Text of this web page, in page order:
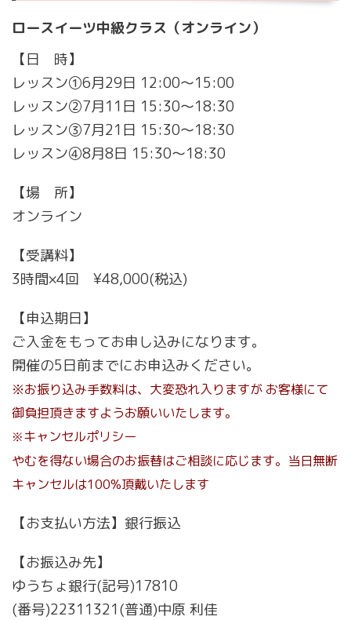
ロースイーツ中級クラス（オンライン）
【日 時】
レッスン①6月29日 12:00〜15:00
レッスン②7月11日 15:30〜18:30
レッスン③7月21日 15:30〜18:30
レッスン④8月8日 15:30〜18:30
【場 所】
オンライン
【受講料】
3時間×4回 ¥48,000(税込)
【申込期日】
ご入金をもってお申し込みになります。
開催の5日前までにお申込みください。
※お振り込み手数料は、大変恐れ入りますが お客様にて
御負担頂きますようお願いいたします。
※キャンセルポリシー
やむを得ない場合のお振替はご相談に応じます。当日無断
キャンセルは100%頂戴いたします
【お支払い方法】銀行振込
【お振込み先】
ゆうちょ銀行(記号)17810
(番号)22311321(普通)中原 利佳